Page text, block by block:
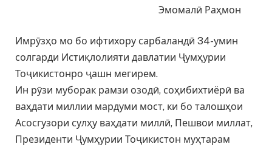
Эмомалӣ Раҳмон
Имрӯзҳо мо бо ифтихору сарбаландӣ 34-умин
солгарди Истиқлолияти давлатии Ҷумҳурии
Тоҷикистонро ҷашн мегирем.
Ин рӯзи муборак рамзи озодӣ, соҳибихтиёрӣ ва
ваҳдати миллии мардуми мост, ки бо талошҳои
Асосгузори сулҳу ваҳдати миллӣ, Пешвои миллат,
Президенти Ҷумҳурии Тоҷикистон муҳтарам